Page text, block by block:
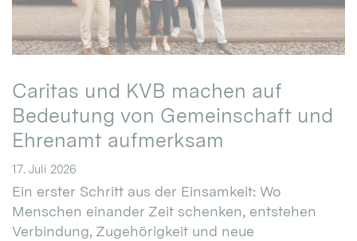
Caritas und KVB machen auf
Bedeutung von Gemeinschaft und
Ehrenamt aufmerksam
17. Juli 2026
Ein erster Schritt aus der Einsamkeit: Wo
Menschen einander Zeit schenken, entstehen
Verbindung, Zugehörigkeit und neue